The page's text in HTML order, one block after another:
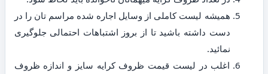
همیشه لیست کاملی از وسایل اجاره شده مراسم تان را در
دست داشته باشید تا از بروز اشتباهات احتمالی جلوگیری
نمائید.
اغلب در لیست قیمت ظروف کرایه سایز و اندازه ظروف